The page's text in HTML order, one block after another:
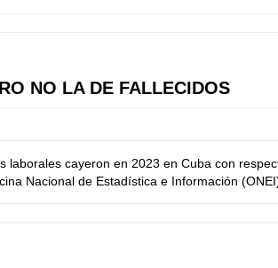
NO LA DE FALLECIDOS
cayeron en 2023 en Cuba con
Nacional de Estadística e Información